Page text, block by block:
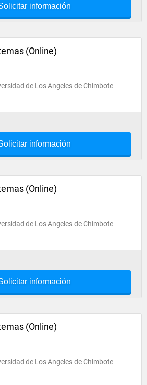
información
(Online)
de Los Angeles de Chimbote
información
(Online)
de Los Angeles de Chimbote
información
(Online)
de Los Angeles de Chimbote